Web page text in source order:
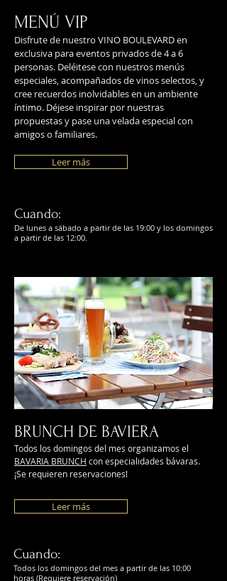
MENÚ VIP
Disfrute de nuestro VINO BOULEVARD en
exclusiva para eventos privados de 4 a 6
personas. Deléitese con nuestros menús
especiales, acompañados de vinos selectos, y
cree recuerdos inolvidables en un ambiente
íntimo. Déjese inspirar por nuestras
propuestas y pase una velada especial con
amigos o familiares.
Leer más
Cuando:
De lunes a sábado a partir de las 19:00 y los domingos
a partir de las 12:00.
BRUNCH DE BAVIERA
Todos los domingos del mes organizamos el
BAVARIA BRUNCH con especialidades bávaras.
¡Se requieren reservaciones!
Leer más
Cuando:
Todos los domingos del mes a partir de las 10:00
horas (Requiere reservación)